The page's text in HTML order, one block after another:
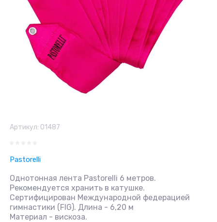
Артикул: 01487
Pastorelli
Однотонная лента Pastorelli 6 метров.
Рекомендуется хранить в катушке.
Сертифицирован Международной федерацией
гимнастики (FIG). Длина - 6,20 м
Материал - вискоза.